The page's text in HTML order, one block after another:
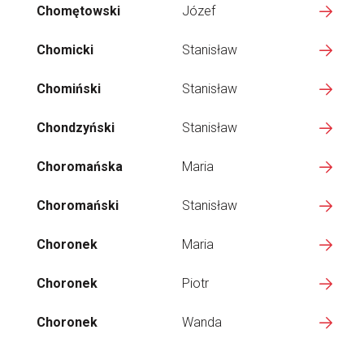
Chomętowski Józef
Chomicki Stanisław
Chomiński Stanisław
Chondzyński Stanisław
Choromańska Maria
Choromański Stanisław
Choronek Maria
Choronek Piotr
Choronek Wanda